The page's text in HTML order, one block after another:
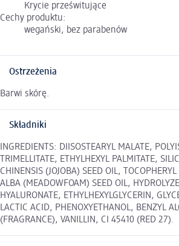
Krycie prześwitujące
Cechy produktu:
wegański, bez parabenów
Ostrzeżenia
Barwi skórę.
Składniki
INGREDIENTS: DIISOSTEARYL MALATE,
TRIMELLITATE, ETHYLHEXYL PALMITATE,
CHINENSIS (JOJOBA) SEED OIL,
ALBA (MEADOWFOAM) SEED OIL,
HYALURONATE, ETHYLHEXYLGLYCERIN,
LACTIC ACID, PHENOXYETHANOL, BENZYL
(FRAGRANCE), VANILLIN, CI 45410 (RED 27).